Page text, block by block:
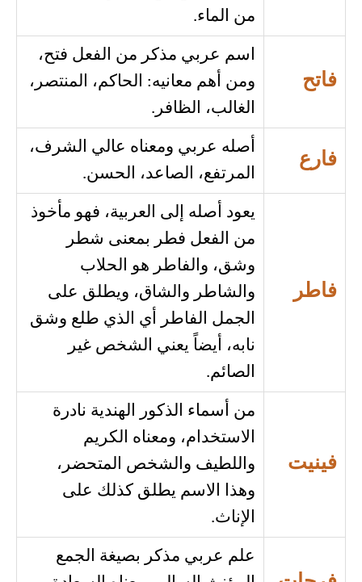
من الماء.
فاتح
اسم عربي مذكر من الفعل فتح،
ومن أهم معانيه: الحاكم، المنتصر،
الغالب، الظافر.
فارع
أصله عربي ومعناه عالي الشرف،
المرتفع، الصاعد، الحسن.
فاطر
يعود أصله إلى العربية، فهو مأخوذ
من الفعل فطر بمعنى شطر
وشق، والفاطر هو الحلاب
والشاطر والشاق، ويطلق على
الجمل الفاطر أي الذي طلع وشق
نابه، أيضاً يعني الشخص غير
الصائم.
فينيت
من أسماء الذكور الهندية نادرة
الاستخدام، ومعناه الكريم
واللطيف والشخص المتحضر،
وهذا الاسم يطلق كذلك على
الإناث.
علم عربي مذكر بصيغة الجمع